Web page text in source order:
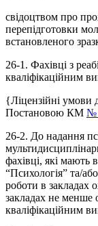
свідоцтвом про
перепідготовки
встановленого
26-1 . Фахівці з
кваліфікаційним
{Ліцензійні
Постановою КМ №
26-2. До надання
фахівці, які мають
“Психологія” та/
роботи в закладах
закладах не менше
кваліфікаційним